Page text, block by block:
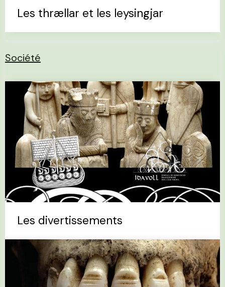
Les thrællar et les leysingjar
Société
Les divertissements